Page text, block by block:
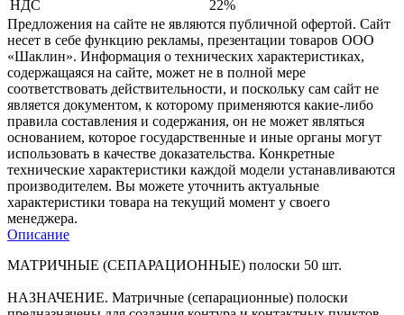
НДС
22%
Предложения на сайте не являются публичной офертой. Сайт
несет в себе функцию рекламы, презентации товаров ООО
«Шаклин». Информация о технических характеристиках,
содержащаяся на сайте, может не в полной мере
соответствовать действительности, и поскольку сам сайт не
является документом, к которому применяются какие-либо
правила составления и содержания, он не может являться
основанием, которое государственные и иные органы могут
использовать в качестве доказательства. Конкретные
технические характеристики каждой модели устанавливаются
производителем. Вы можете уточнить актуальные
характеристики товара на текущий момент у своего
менеджера.
Описание
МАТРИЧНЫЕ (СЕПАРАЦИОННЫЕ) полоски 50 шт.
НАЗНАЧЕНИЕ. Матричные (сепарационные) полоски